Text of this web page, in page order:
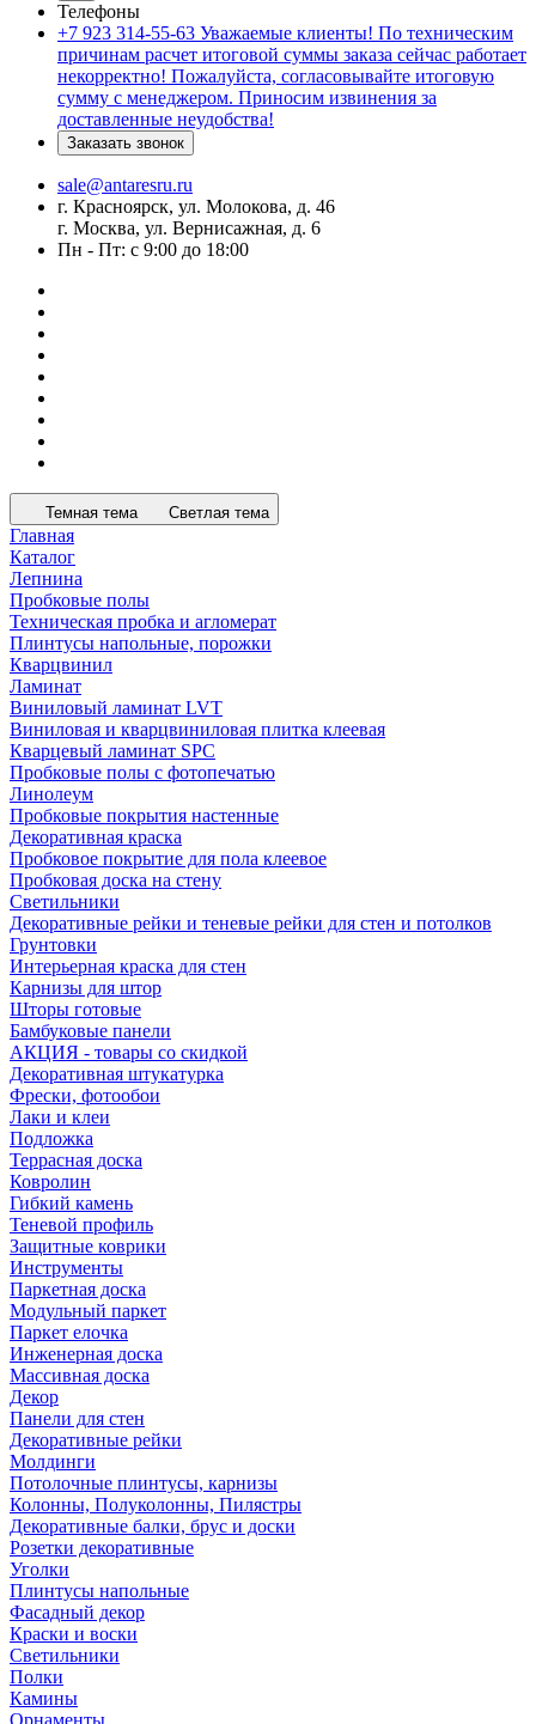
Телефоны
+7 923 314-55-63 Уважаемые клиенты! По техническим
причинам расчет итоговой суммы заказа сейчас работает
некорректно! Пожалуйста, согласовывайте итоговую
сумму с менеджером. Приносим извинения за
доставленные неудобства!
Заказать звонок
sale@antaresru.ru
г. Красноярск, ул. Молокова, д. 46
г. Москва, ул. Вернисажная, д. 6
Пн - Пт: с 9:00 до 18:00
Темная тема Светлая тема
Главная
Каталог
Лепнина
Пробковые полы
Техническая пробка и агломерат
Плинтусы напольные, порожки
Кварцвинил
Ламинат
Виниловый ламинат LVT
Виниловая и кварцвиниловая плитка клеевая
Кварцевый ламинат SPC
Пробковые полы с фотопечатью
Линолеум
Пробковые покрытия настенные
Декоративная краска
Пробковое покрытие для пола клеевое
Пробковая доска на стену
Светильники
Декоративные рейки и теневые рейки для стен и потолков
Грунтовки
Интерьерная краска для стен
Карнизы для штор
Шторы готовые
Бамбуковые панели
АКЦИЯ - товары со скидкой
Декоративная штукатурка
Фрески, фотообои
Лаки и клеи
Подложка
Террасная доска
Ковролин
Гибкий камень
Теневой профиль
Защитные коврики
Инструменты
Паркетная доска
Модульный паркет
Паркет елочка
Инженерная доска
Массивная доска
Декор
Панели для стен
Декоративные рейки
Молдинги
Потолочные плинтусы, карнизы
Колонны, Полуколонны, Пилястры
Декоративные балки, брус и доски
Розетки декоративные
Уголки
Плинтусы напольные
Фасадный декор
Краски и воски
Светильники
Полки
Камины
Орнаменты